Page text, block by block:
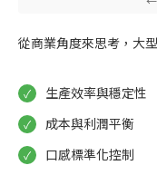
從商業角度來思考，大
生產效率與穩定性
成本與利潤平衡
口感標準化控制